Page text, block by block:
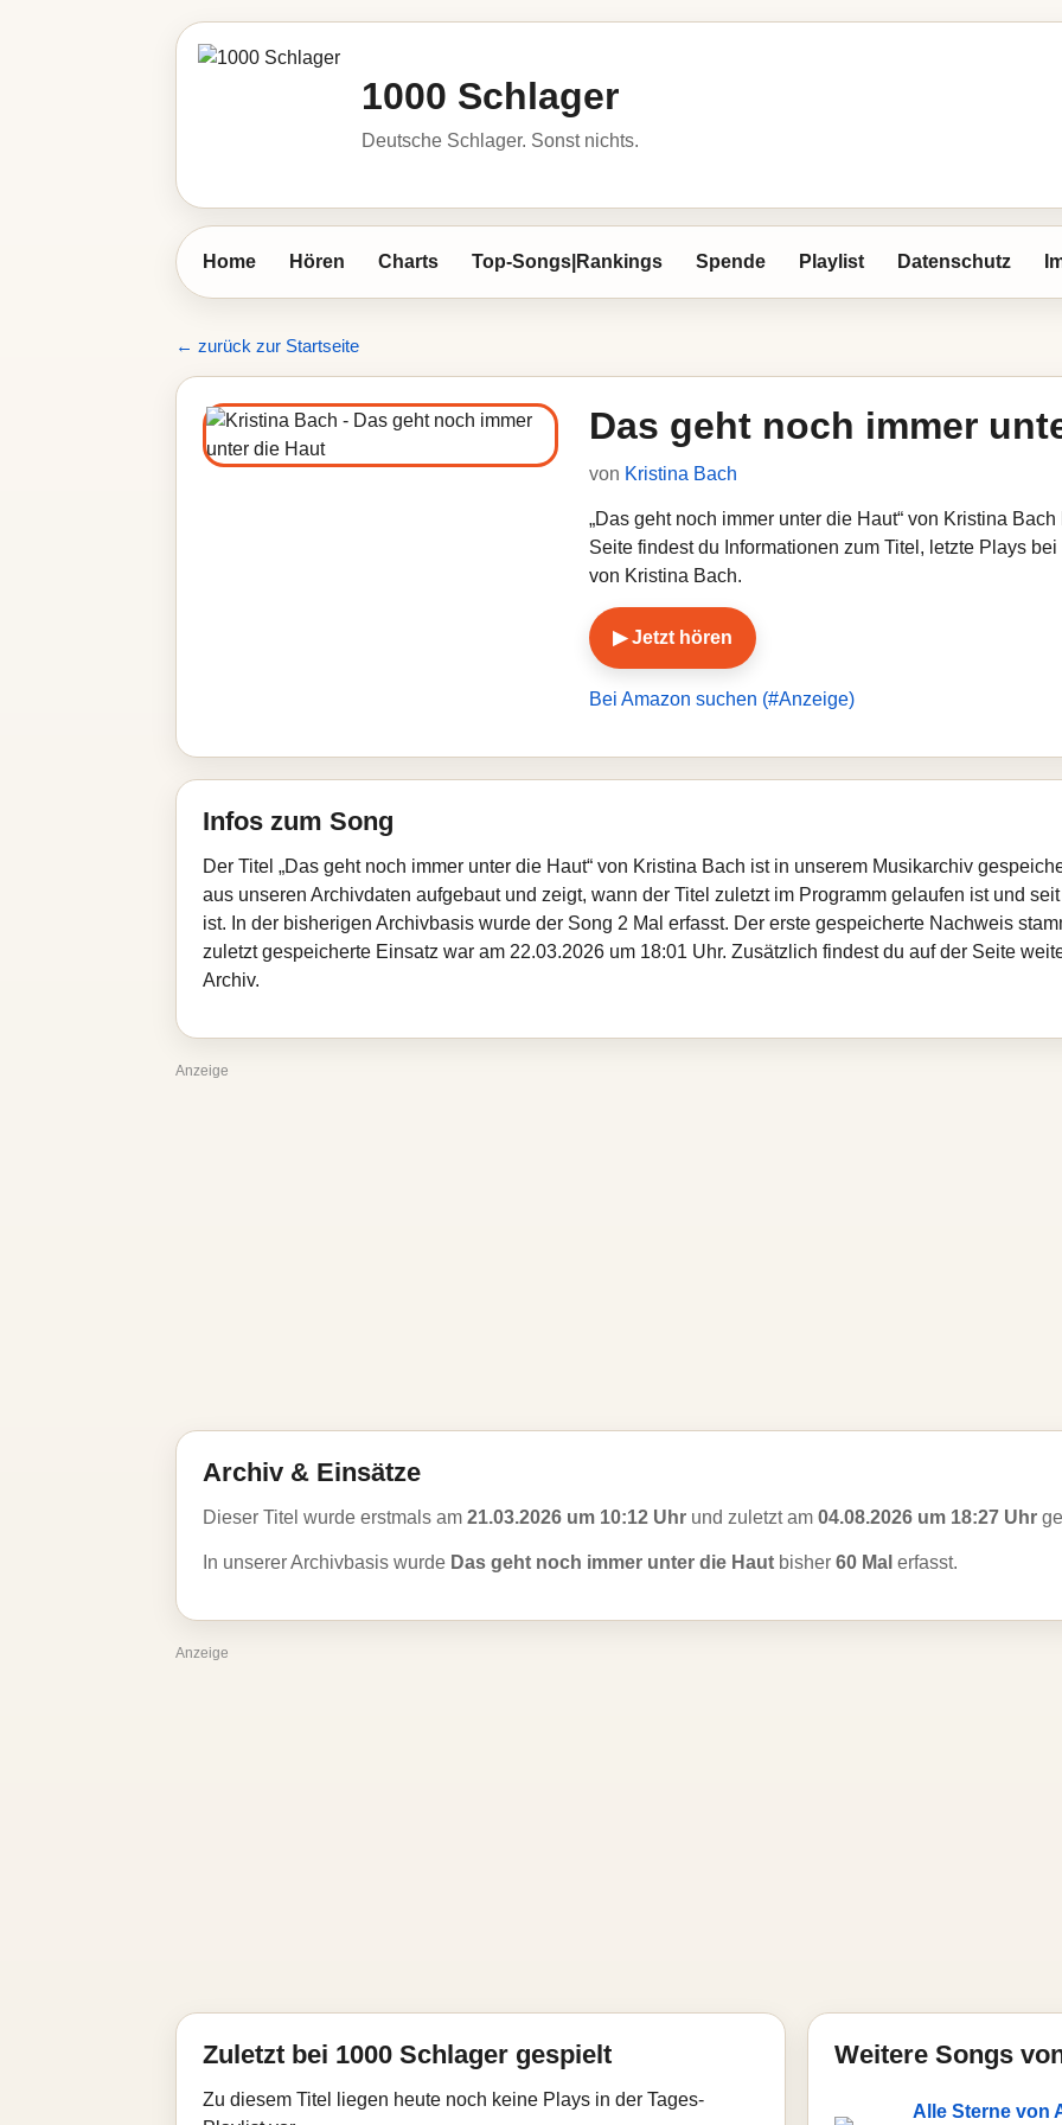
1000 Schlager
Deutsche Schlager. Sonst nichts.
Home Hören Charts Top-Songs|Rankings Spende Playlist Datenschutz
← zurück zur Startseite
Das geht noch immer
von Kristina Bach
„Das geht noch immer unter die Haut“ von Kristina
Seite findest du Informationen zum Titel, letzte Plays
von Kristina Bach.
▶ Jetzt hören
Bei Amazon suchen (#Anzeige)
Infos zum Song
Der Titel „Das geht noch immer unter die Haut“ von Kristina Bach ist in unserem Musikarchiv
aus unseren Archivdaten aufgebaut und zeigt, wann der Titel zuletzt im Programm gelaufen ist und
ist. In der bisherigen Archivbasis wurde der Song 2 Mal erfasst. Der erste gespeicherte Nachweis
zuletzt gespeicherte Einsatz war am 22.03.2026 um 18:01 Uhr. Zusätzlich findest du auf der Seite
Archiv.
Anzeige
Archiv & Einsätze
Dieser Titel wurde erstmals am 21.03.2026 um 10:12 Uhr und zuletzt am 04.08.2026 um 18:27 Uhr
In unserer Archivbasis wurde Das geht noch immer unter die Haut bisher 60 Mal erfasst.
Anzeige
Zuletzt bei 1000 Schlager gespielt
Zu diesem Titel liegen heute noch keine Plays in der Tages-
Weitere Songs
Alle Sterne von